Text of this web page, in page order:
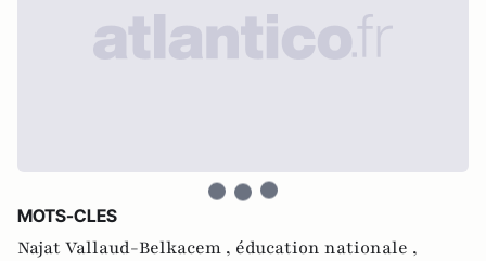
MOTS-CLES
Najat Vallaud-Belkacem , éducation nationale ,